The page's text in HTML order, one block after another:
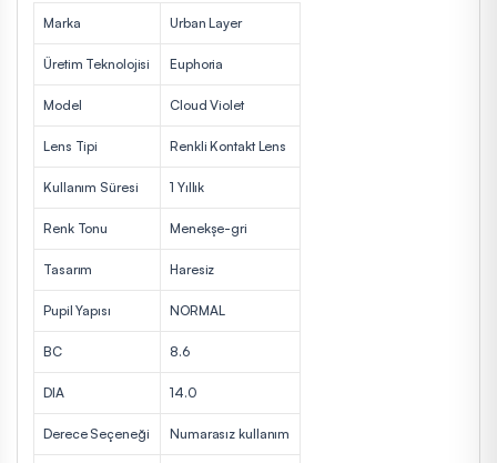
Marka Urban Layer
Üretim Teknolojisi Euphoria
Model Cloud Violet
Lens Tipi Renkli Kontakt Lens
Kullanım Süresi 1 Yıllık
Renk Tonu Menekşe-gri
Tasarım Haresiz
Pupil Yapısı NORMAL
BC 8.6
DIA 14.0
Derece Seçeneği Numarasız kullanım